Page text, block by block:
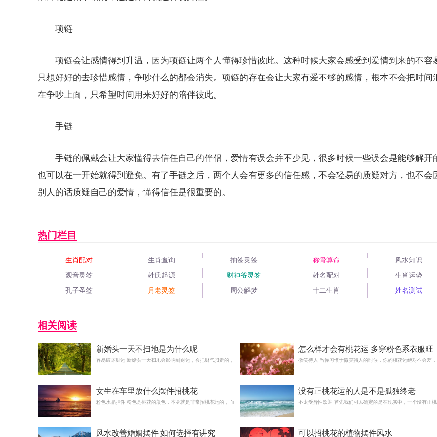
项链
项链会让感情得到升温，因为项链让两个人懂得珍惜彼此。这种时候大家会感受到爱情到来的不容
只想好好的去珍惜感情，争吵什么的都会消失。项链的存在会让大家有爱不够的感情，根本不会把时间
在争吵上面，只希望时间用来好好的陪伴彼此。
手链
手链的佩戴会让大家懂得去信任自己的伴侣，爱情有误会并不少见，很多时候一些误会是能够解开
也可以在一开始就得到避免。有了手链之后，两个人会有更多的信任感，不会轻易的质疑对方，也不会
别人的话质疑自己的爱情，懂得信任是很重要的。
热门栏目
生肖配对 生肖查询 抽签灵签 称骨算命 风水知识
观音灵签 姓氏起源 财神爷灵签 姓名配对 生肖运势
孔子圣签 月老灵签 周公解梦 十二生肖 姓名测试
相关阅读
新婚头一天不扫地是为什么呢
容易破坏财运 新婚头一天扫地会影响到财运，会把财气扫走的，
怎么样才会有桃花运 多穿粉色系衣服旺
感情
微笑待人 当你习惯于微笑待人的时候，你的桃花运绝对不会差，
女生在车里放什么摆件招桃花
粉色水晶挂件 粉色是桃花的颜色，本身就是非常招桃花运的，而
没有正桃花运的人是不是孤独终老
不太受异性欢迎 首先我们可以确定的是在现实中，一个没有正桃
风水改善婚姻摆件 如何选择有讲究 可以招桃花的植物摆件风水